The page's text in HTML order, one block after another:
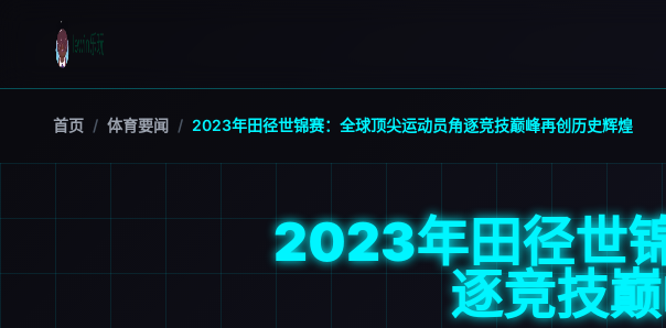
首页 / 体育要闻 / 2023年田径世锦赛：全球顶尖运动员角逐竞技巅峰再创历史辉煌
2023年田径世
逐竞技